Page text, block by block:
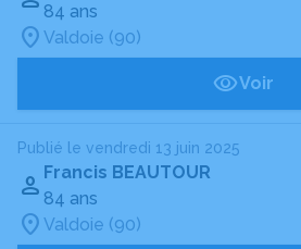
84 ans
Valdoie (90)
Voir
Publié le vendredi 13 juin 2025
Francis BEAUTOUR
84 ans
Valdoie (90)